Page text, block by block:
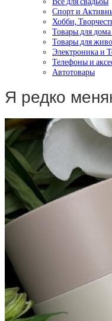
Спорт и
Хобби,
Товары для дома
Товары для
Электроника и
Телефоны и
Автотовары
Я редко